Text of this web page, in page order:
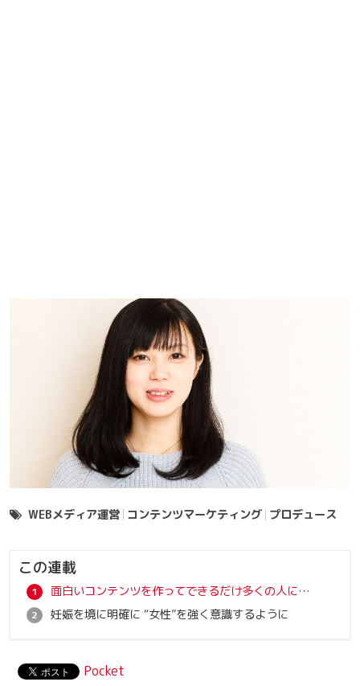
WEBメディア運営 コンテンツマーケティング プロデュース
この連載
面白いコンテンツを作ってできるだけ多くの人に届ける
妊娠を境に明確に “女性”を強く意識するように
Pocket